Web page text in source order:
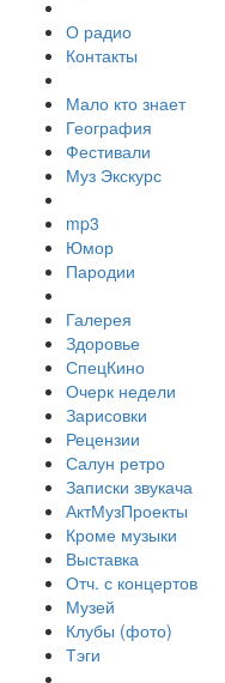
О радио
Контакты
Мало кто знает
География
Фестивали
Муз Экскурс
mp3
Юмор
Пародии
Галерея
Здоровье
СпецКино
Очерк недели
Зарисовки
Рецензии
Салун ретро
Записки звукача
АктМузПроекты
Кроме музыки
Выставка
Отч. с концертов
Музей
Клубы (фото)
Тэги